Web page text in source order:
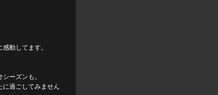
動してます。
ーズンも。
に過ごしてみません